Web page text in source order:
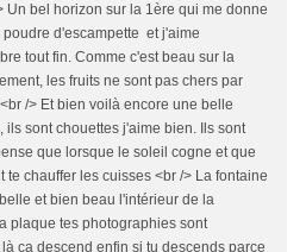
Un bel horizon sur la 1ère qui me donne
poudre d'escampette et j'aime
tout fin. Comme c'est beau sur la
les fruits ne sont pas chers par
/> Et bien voilà encore une belle
ils sont chouettes j'aime bien. Ils sont
que lorsque le soleil cogne et que
te chauffer les cuisses <br /> La fontaine
et bien beau l'intérieur de la
plaque tes photographies sont
ça descend enfin si tu descends parce